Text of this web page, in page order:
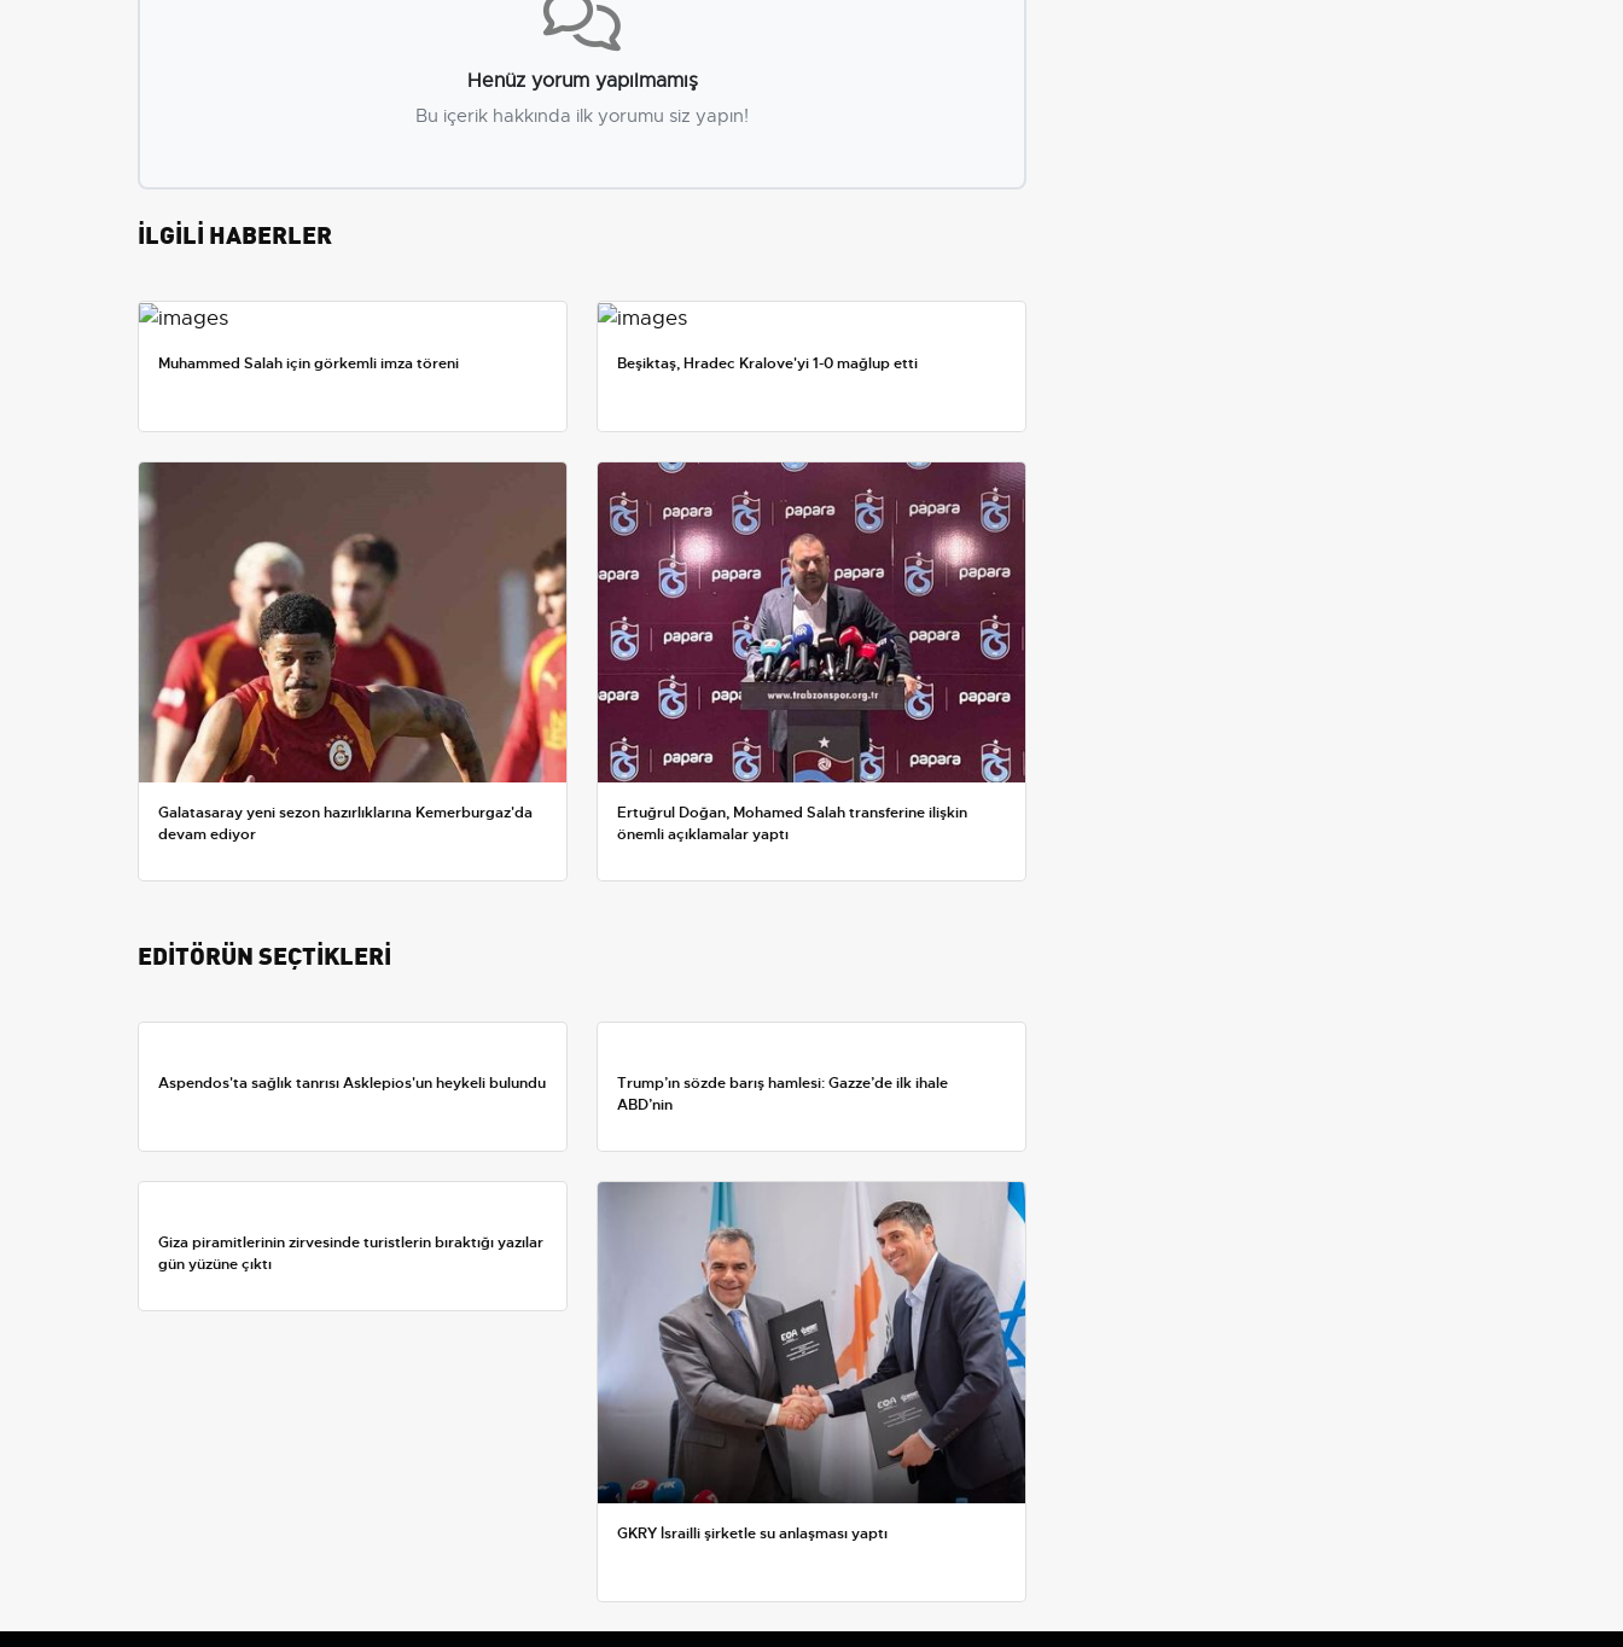
Henüz yorum yapılmamış
Bu içerik hakkında ilk yorumu siz yapın!
İLGİLİ HABERLER
Muhammed Salah için görkemli imza töreni Beşiktaş, Hradec Kralove'yi 1-0 mağlup etti
Galatasaray yeni sezon hazırlıklarına Kemerburgaz'da
devam ediyor
Ertuğrul Doğan, Mohamed Salah transferine ilişkin
önemli açıklamalar yaptı
EDİTÖRÜN SEÇTİKLERİ
Aspendos'ta sağlık tanrısı Asklepios'un heykeli bulundu
Trump’ın sözde barış hamlesi: Gazze’de ilk ihale
ABD’nin
Giza piramitlerinin zirvesinde turistlerin bıraktığı yazılar
gün yüzüne çıktı
GKRY İsrailli şirketle su anlaşması yaptı